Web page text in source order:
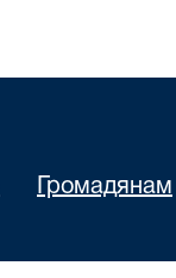
Громадянам